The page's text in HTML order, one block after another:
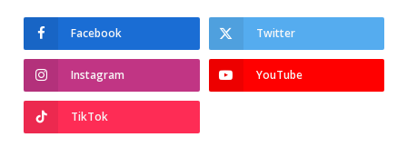
Facebook Twitter
Instagram YouTube
TikTok